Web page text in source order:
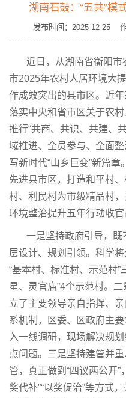
湖南石鼓：“五共”模
发布时间：2025-12-25
近日，从湖南省衡阳
市2025年农村人居环境大
作成效突出的县市区。近
落实中央和省市区关于农
推行“共商、共识、共建、
域推进、全员参与、全面
写新时代“山乡巨变”新篇
先进县市区，打造和平村
村、利民村为市级精品村
环境整治提升五年行动收官
一是坚持政府引导，
层设计、规划引领。科学
“基本村、标准村、示范村”
星、灵官庙”4个示范村。
立了主要领导亲自指挥、
系机制，区委、区政府主
入一线调研，现场解决规
点问题。三是坚持建管并
管，真正做到“四议两公开
奖代补”“以奖促治”等方式